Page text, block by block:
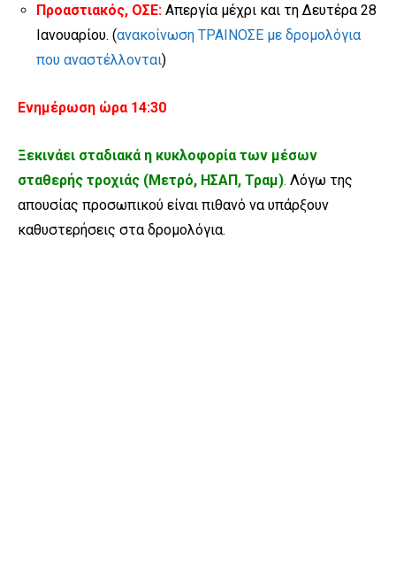
Προαστιακός, ΟΣΕ: Απεργία μέχρι και τη Δευτέρα 28
Ιανουαρίου. (ανακοίνωση ΤΡΑΙΝΟΣΕ με δρομολόγια
που αναστέλλονται)
Ενημέρωση ώρα 14:30
Ξεκινάει σταδιακά η κυκλοφορία των μέσων
σταθερής τροχιάς (Μετρό, ΗΣΑΠ, Τραμ). Λόγω της
απουσίας προσωπικού είναι πιθανό να υπάρξουν
καθυστερήσεις στα δρομολόγια.